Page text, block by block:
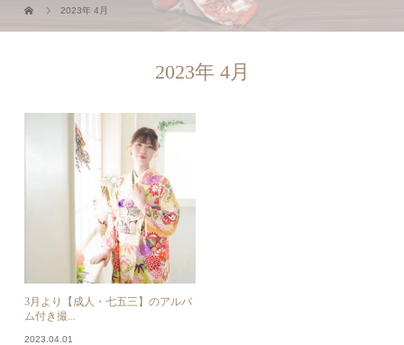
2023年 4月
2023年 4月
3月より【成人・七五三】のアルバ
ム付き撮...
2023.04.01